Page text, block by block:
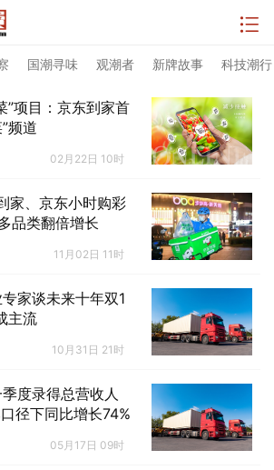
国潮寻味 观潮者 新牌故事 科技潮行
”项目：京东到家首
频道
02月22日 10时
家、京东小时购彩
品类翻倍增长
11月02日 11时
家谈未来十年双1
主流
10月31日 21时
度录得总营收人
径下同比增长74%
05月17日 09时